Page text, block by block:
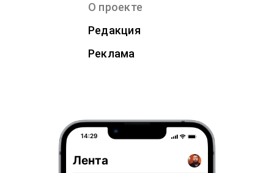
О проекте
Редакция
Реклама
14:29
Лента